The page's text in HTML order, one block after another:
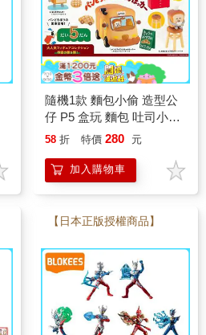
隨機1款 麵包小偷 造型公
仔 P5 盒玩 麵包 吐司小偷
麵包車 小豬 菠蘿麵包
58 折 特價 280 元
加入購物車
【日本正版授權商品】